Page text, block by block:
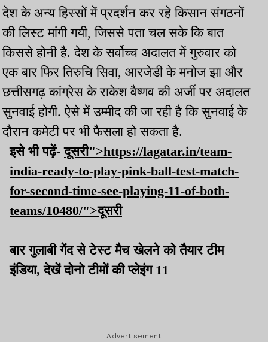
देश के अन्य हिस्सों में प्रदर्शन कर रहे किसान संगठनों
की लिस्ट मांगी गयी, जिससे पता चल सके कि बात
किससे होनी है. देश के सर्वोच्च अदालत में गुरुवार को
एक बार फिर तिरुचि सिवा, आरजेडी के मनोज झा और
छत्तीसगढ़ कांग्रेस के राकेश वैष्णव की अर्जी पर अदालत
सुनवाई होगी. ऐसे में उम्मीद की जा रही है कि सुनवाई के
दौरान कमेटी पर भी फैसला हो सकता है.
इसे भी पढ़ें-दूसरी">https://lagatar.in/team-
india-ready-to-play-pink-ball-test-match-
for-second-time-see-playing-11-of-both-
teams/10480/">दूसरी
बार गुलाबी गेंद से टेस्ट मैच खेलने को तैयार टीम
इंडिया, देखें दोनो टीमों की प्लेइंग 11
Advertisement